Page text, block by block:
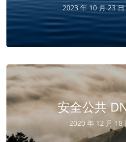
2023 年 10 月 23
安全公共
2020 年 12 月 18